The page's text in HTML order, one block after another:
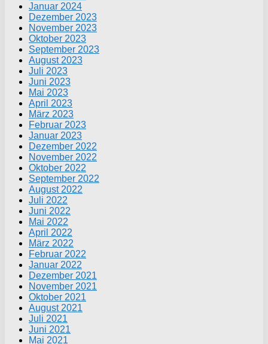
Januar 2024
Dezember 2023
November 2023
Oktober 2023
September 2023
August 2023
Juli 2023
Juni 2023
Mai 2023
April 2023
März 2023
Februar 2023
Januar 2023
Dezember 2022
November 2022
Oktober 2022
September 2022
August 2022
Juli 2022
Juni 2022
Mai 2022
April 2022
März 2022
Februar 2022
Januar 2022
Dezember 2021
November 2021
Oktober 2021
August 2021
Juli 2021
Juni 2021
Mai 2021